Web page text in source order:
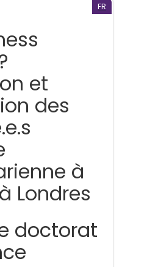
FR
et
des
à
Londres
doctorat